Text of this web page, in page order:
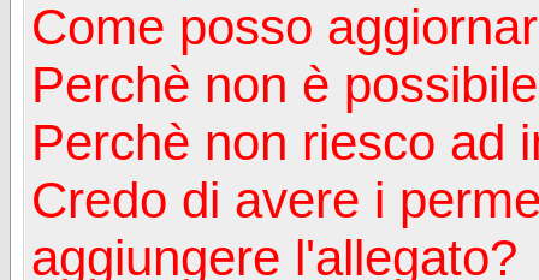
Come posso
Perchè non è
Perchè non riesco ad
Credo di avere i
aggiungere l'allegato?